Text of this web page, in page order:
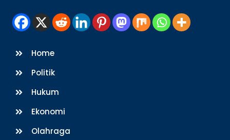
Home
Politik
Hukum
Ekonomi
Olahraga